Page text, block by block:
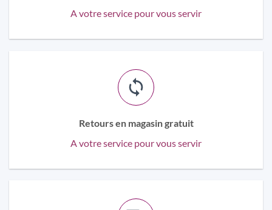
A votre service pour vous servir
Retours en magasin gratuit
A votre service pour vous servir